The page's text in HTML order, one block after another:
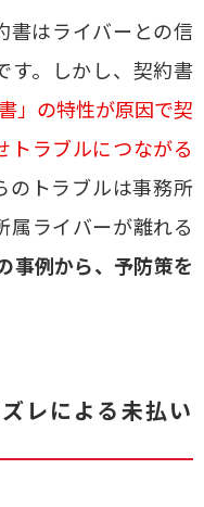
書はライバーとの信
す。しかし、契約書
」の特性が原因で契
トラブルにつながる
のトラブルは事務所
属ライバーが離れる
事例から、予防策を
レによる未払い